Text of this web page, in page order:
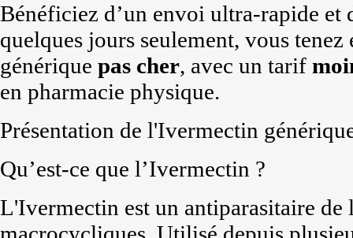
Bénéficiez d’un envoi ultra-rapide et
quelques jours seulement, vous
générique pas cher, avec un tarif
en pharmacie physique.
Présentation de l'Ivermectin
Qu’est-ce que l’Ivermectin ?
L'Ivermectin est un antiparasitaire de